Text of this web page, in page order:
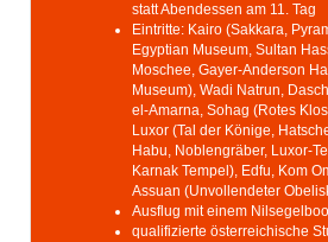
statt Abendessen am 11. Tag
Eintritte: Kairo (Sakkara,
Egyptian Museum, Sultan
Moschee, Gayer-Anderson
Museum), Wadi Natrun,
el-Amarna, Sohag (Rotes
Luxor (Tal der Könige,
Habu, Noblengräber, Luxor-
Karnak Tempel), Edfu, Kom
Assuan (Unvollendeter
Ausflug mit einem
qualifizierte österreichische